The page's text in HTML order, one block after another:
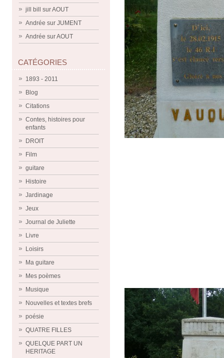
jill bill
surAOUT
Andrée sur JUMENT
Andrée surAOUT
CATÉGORIES
1893 - 2011
Blog
Citations
Contes, histoires pour
enfants
DROIT
Film
guitare
Histoire
Jardinage
Jeux
Journal de Juliette
Livre
Loisirs
Ma guitare
Mes poèmes
Musique
Nouvelles et textes brefs
poésie
QUATRE FILLES
QUELQUE PART UN
HERITAGE